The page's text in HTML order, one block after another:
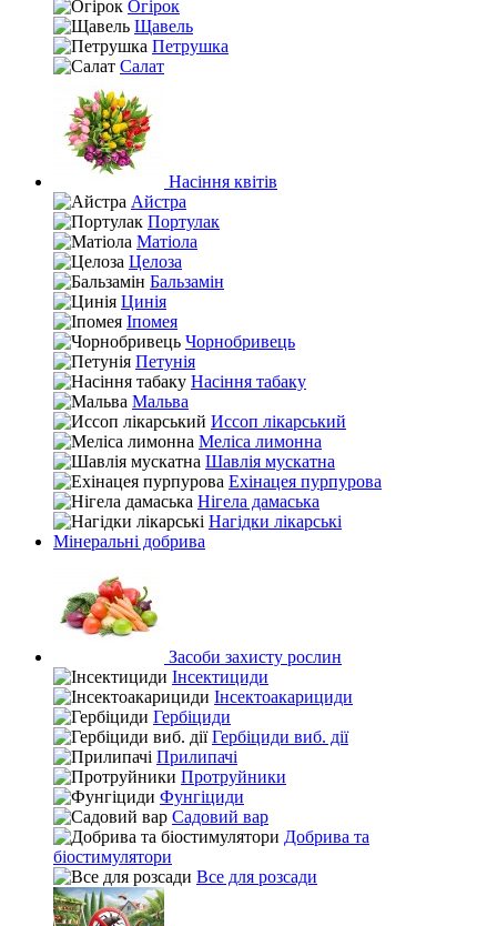
Огірок
Щавель
Петрушка
Салат
Насіння квітів
Айстра
Портулак
Матіола
Целоза
Бальзамін
Цинія
Іпомея
Чорнобривець
Петунія
Насіння табаку
Мальва
Иссоп лікарський
Меліса лимонна
Шавлія мускатна
Ехінацея пурпурова
Нігела дамаська
Нагідки лікарські
Мінеральні добрива
Засоби захисту рослин
Інсектициди
Інсектоакарициди
Гербіциди
Гербіциди виб. дії
Прилипачі
Протруйники
Фунгіциди
Садовий вар
Добрива та
біостимулятори
Все для розсади